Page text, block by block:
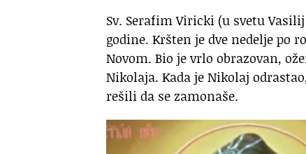
Sv. Serafim Viricki (u svetu
godine. Kršten je dve nedelje po
Novom. Bio je vrlo obrazovan,
Nikolaja. Kada je Nikolaj
rešili da se zamonaše.